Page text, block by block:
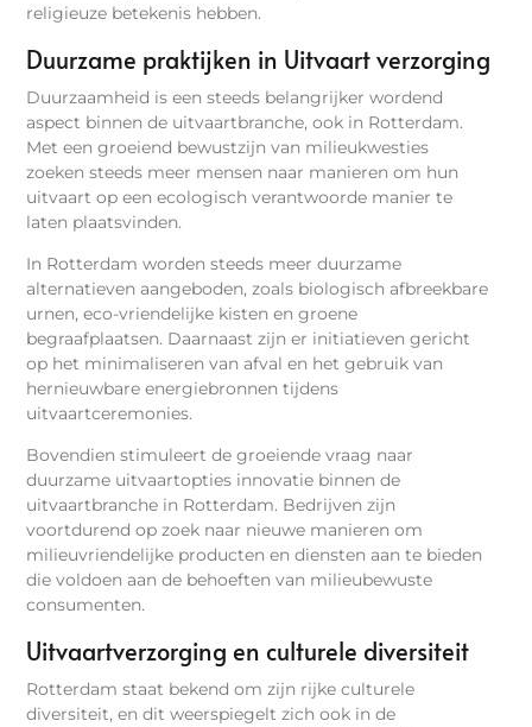
religieuze betekenis hebben.
Duurzame praktijken in Uitvaart verzorging
Duurzaamheid is een steeds belangrijker wordend
aspect binnen de uitvaartbranche, ook in Rotterdam.
Met een groeiend bewustzijn van milieukwesties
zoeken steeds meer mensen naar manieren om hun
uitvaart op een ecologisch verantwoorde manier te
laten plaatsvinden.
In Rotterdam worden steeds meer duurzame
alternatieven aangeboden, zoals biologisch afbreekbare
urnen, eco-vriendelijke kisten en groene
begraafplaatsen. Daarnaast zijn er initiatieven gericht
op het minimaliseren van afval en het gebruik van
hernieuwbare energiebronnen tijdens
uitvaartceremonies.
Bovendien stimuleert de groeiende vraag naar
duurzame uitvaartopties innovatie binnen de
uitvaartbranche in Rotterdam. Bedrijven zijn
voortdurend op zoek naar nieuwe manieren om
milieuvriendelijke producten en diensten aan te bieden
die voldoen aan de behoeften van milieubewuste
consumenten.
Uitvaartverzorging en culturele diversiteit
Rotterdam staat bekend om zijn rijke culturele
diversiteit, en dit weerspiegelt zich ook in de